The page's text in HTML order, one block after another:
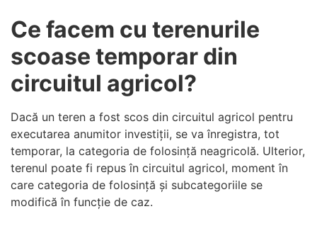
Ce facem cu terenurile
scoase temporar din
circuitul agricol?
Dacă un teren a fost scos din circuitul agricol pentru
executarea anumitor investiții, se va înregistra, tot
temporar, la categoria de folosință neagricolă. Ulterior,
terenul poate fi repus în circuitul agricol, moment în
care categoria de folosință și subcategoriile se
modifică în funcție de caz.